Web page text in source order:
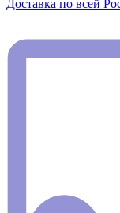
Доставка по всей